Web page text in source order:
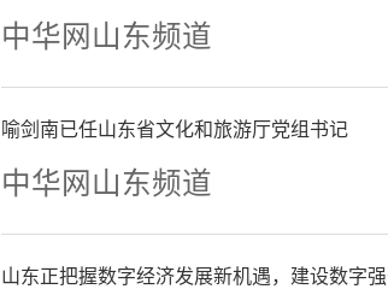
中华网山东频道
喻剑南已任山东省文化和旅游厅党组书记
中华网山东频道
山东正把握数字经济发展新机遇，建设数字